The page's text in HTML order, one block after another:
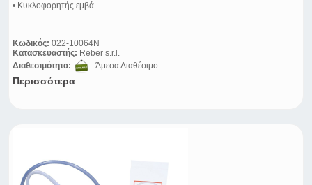
• Κυκλοφορητής εμβά
Κωδικός: 022-10064N
Κατασκευαστής: Reber s.r.l.
Διαθεσιμότητα:
Άμεσα Διαθέσιμο
Περισσότερα